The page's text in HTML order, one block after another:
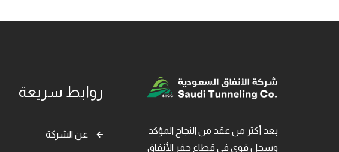
بعد أكثر من عقد من النجاح المؤكد
وسجل قوي في قطاع حفر الأنفاق
روابط سريعة
عن الشركة